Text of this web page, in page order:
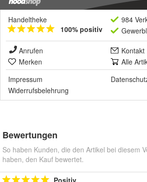
Handeltheke
100% positiv
984
Anrufen
Kontakt
Merken
Alle
Impressum
Widerrufsbelehrung
Bewertungen
So haben Kunden, die den Artikel bei diesem
haben, den Kauf bewertet.
Positiv